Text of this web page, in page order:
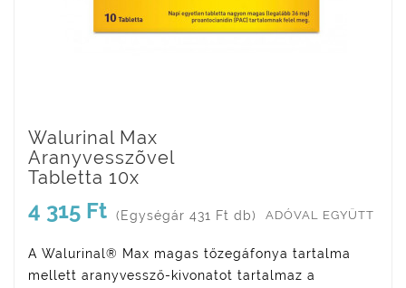
Walurinal Max
Aranyvesszõvel
Tabletta 10x
4 315 Ft (Egységár 431 Ft db) ADÓVAL EGYÜTT
A Walurinal® Max magas tőzegáfonya tartalma
mellett aranyvessző-kivonatot tartalmaz a